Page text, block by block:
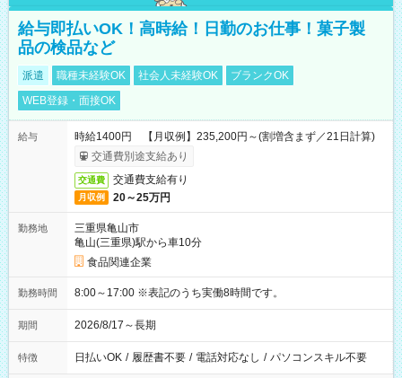
給与即払いOK！高時給！日勤のお仕事！菓子製
品の検品など
派遣 職種未経験OK 社会人未経験OK
ブランクOK
WEB登録・面接OK
給与
時給1400円 【月収例】235,200円～(割増含まず／21日計算)
交通費別途支給あり
交通費 交通費支給有り
月収例 20～25万円
勤務地
三重県亀山市
亀山(三重県)駅から車10分
食品関連企業
勤務時間 8:00～17:00 ※表記のうち実働8時間です。
期間 2026/8/17～長期
特徴 日払いOK / 履歴書不要 / 電話対応なし / パソコンスキル不要